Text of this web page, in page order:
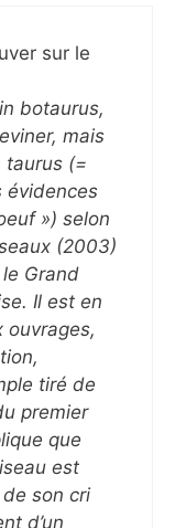
sur le
botaurus,
mais
taurus (=
évidences
») selon
(2003)
Grand
Il est en
ouvrages,
tiré de
premier
que
est
son cri
d’un